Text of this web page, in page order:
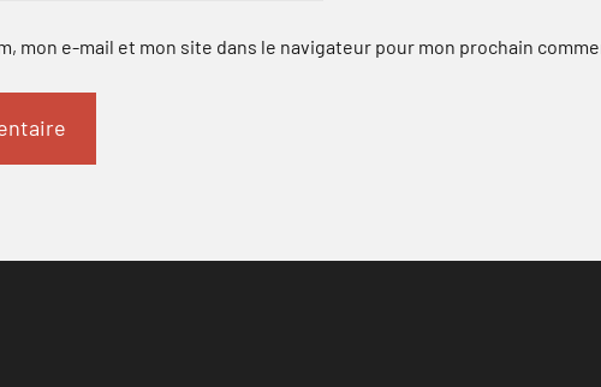
mon e-mail et mon site dans le navigateur pour mon prochain